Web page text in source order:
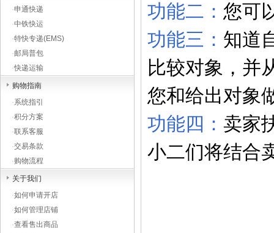
·申通快递
·中铁快运
·特快专递(EMS)
·邮局普包
·快递运输
购物指南
·系统指引
·积分方案
·联系客服
·交易条款
·购物流程
关于我们
·如何申请开店
·如何管理店铺
·查看售出商品
功能二： 您可
功能三： 知道
比较对象，并
您和给出对象
功能四： 卖家
小二们将结合